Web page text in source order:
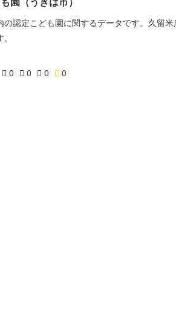
の認定こども園に関するデータです。久留
0 0 0 0